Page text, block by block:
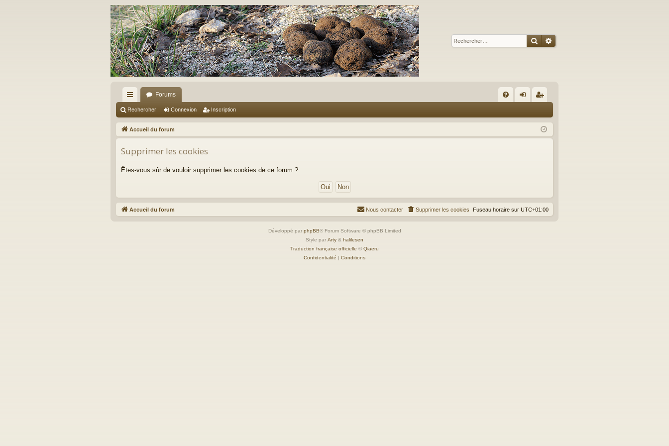
Rechercher
Recherche avancée
ac
co
ur
ci
s
Forums
Q ne
xi
cri
pti
Rechercher Connexion Inscription
Accueil du forum
Supprimer les cookies
Êtes-vous sûr de vouloir supprimer les cookies de ce forum ?
Accueil du forum Fuseau horaire sur UTC+01:00
Supprimer les cookies
Nous contacter
Développé par phpBB® Forum Software © phpBB Limited
Style par Arty & halilesen
Traduction française officielle © Qiaeru
Confidentialité | Conditions